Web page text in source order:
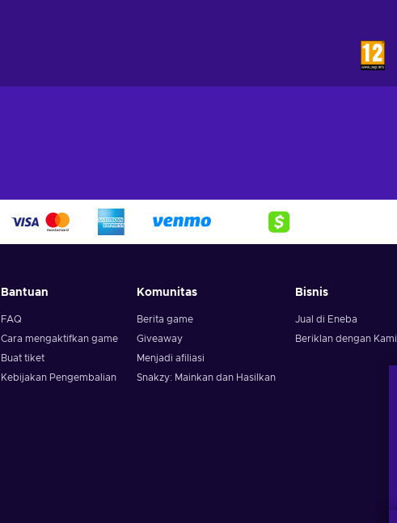
Bantuan
FAQ
Cara mengaktifkan game
Buat tiket
Kebijakan Pengembalian
Komunitas
Berita game
Giveaway
Menjadi afiliasi
Snakzy: Mainkan dan Hasilkan
Bisnis
Jual di Eneba
Beriklan dengan Kami